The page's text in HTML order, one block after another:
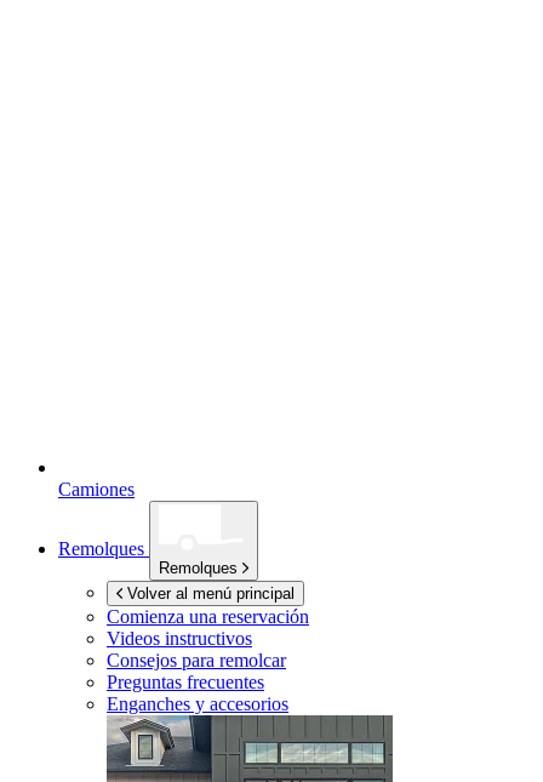
Camiones
Remolques
Remolques
Volver al menú principal
Comienza una reservación
Videos instructivos
Consejos para remolcar
Preguntas frecuentes
Enganches y accesorios